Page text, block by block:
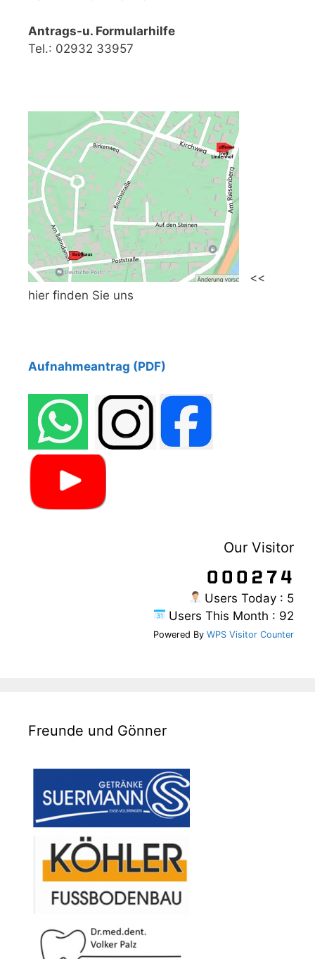
Antrags-u. Formularhilfe
Tel.: 02932 33957
<<
hier finden Sie uns
Aufnahmeantrag (PDF)
Our Visitor
Users Today : 5
Users This Month : 92
Powered By WPS Visitor Counter
Freunde und Gönner